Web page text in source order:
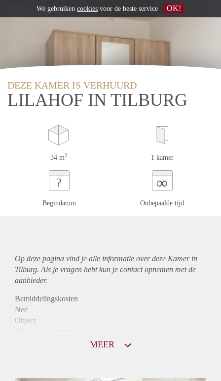
DEZE KAMER IS VERHUURD
LILAHOF IN TILBURG
34 m2 1 kamer
?
Begindatum
∞
Onbepaalde tijd
Op deze pagina vind je alle informatie over deze Kamer in
Tilburg. Als je vragen hebt kun je contact opnemen met de
aanbieder.
Bemiddelingskosten
Nee
Object
MEER
We gebruiken cookies voor de beste service OK!